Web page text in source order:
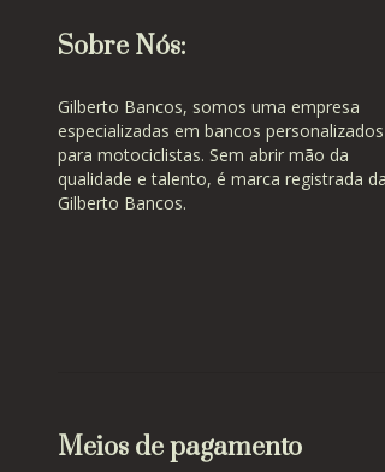
Sobre Nós:
Gilberto Bancos, somos uma empresa
especializadas em bancos personalizados
para motociclistas. Sem abrir mão da
qualidade e talento, é marca registrada da
Gilberto Bancos.
Meios de pagamento